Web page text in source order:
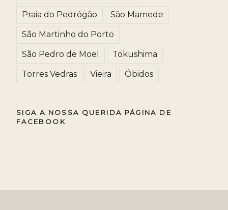
Praia do Pedrógão São Mamede
São Martinho do Porto
São Pedro de Moel Tokushima
Torres Vedras Vieira Óbidos
SIGA A NOSSA QUERIDA PÁGINA DE
FACEBOOK